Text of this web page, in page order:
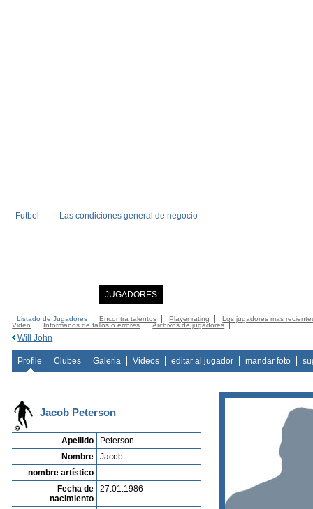
Futbol Las condiciones general de negocio
JUGADORES
Listado de Jugadores Encontra talentos Player rating
Los jugadores mas
Video
Informanos de fallos o errores Archivos de jugadores
Will John
Profile Clubes Galeria Videos editar al jugador mandar foto
Jacob Peterson
Apellido
Peterson
Nombre
Jacob
nombre artístico
-
Fecha de
nacimiento
27.01.1986